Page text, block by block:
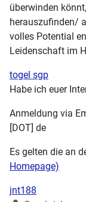
überwinden
herauszufinden/
volles Potential
Leidenschaft im
togel sgp
Habe ich euer
Anmeldung via
[DOT] de
Es gelten die an
Homepage)
jnt188